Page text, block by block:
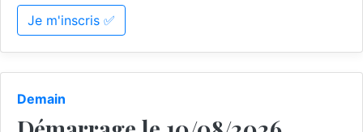
Je m'inscris ✅
Demain